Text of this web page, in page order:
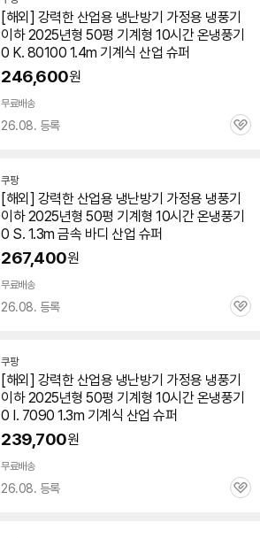
[해외] 강력한 산업용 냉난방기 가정용 냉풍기
이하 2025년형 50평 기계형 10시간 온냉풍기
0 K. 80100 1.4m 기계식 산업 슈퍼
246,600원
무료배송
26.08. 등록
관
쿠팡
[해외] 강력한 산업용 냉난방기 가정용 냉풍기
이하 2025년형 50평 기계형 10시간 온냉풍기
0 S. 1.3m 금속 바디 산업 슈퍼
267,400원
무료배송
26.08. 등록
관
쿠팡
[해외] 강력한 산업용 냉난방기 가정용 냉풍기
이하 2025년형 50평 기계형 10시간 온냉풍기
0 I. 7090 1.3m 기계식 산업 슈퍼
239,700원
무료배송
26.08. 등록
관